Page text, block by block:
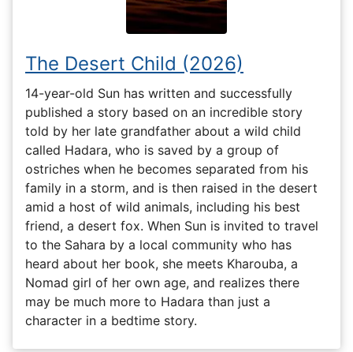
The Desert Child (2026)
14-year-old Sun has written and successfully
published a story based on an incredible story
told by her late grandfather about a wild child
called Hadara, who is saved by a group of
ostriches when he becomes separated from his
family in a storm, and is then raised in the desert
amid a host of wild animals, including his best
friend, a desert fox. When Sun is invited to travel
to the Sahara by a local community who has
heard about her book, she meets Kharouba, a
Nomad girl of her own age, and realizes there
may be much more to Hadara than just a
character in a bedtime story.